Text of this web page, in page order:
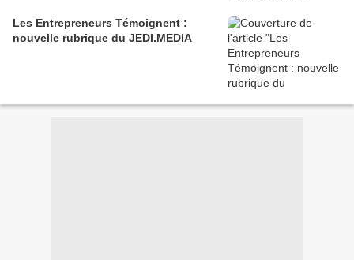
Les Entrepreneurs Témoignent :
nouvelle rubrique du JEDI.MEDIA